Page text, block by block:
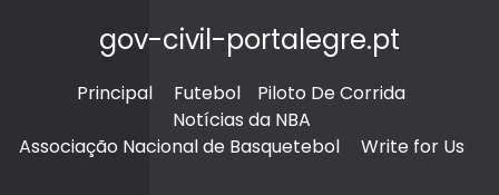
gov-civil-portalegre.pt
Principal Futebol
Piloto De Corrida
Notícias da NBA
Associação Nacional de Basquetebol
Write for Us